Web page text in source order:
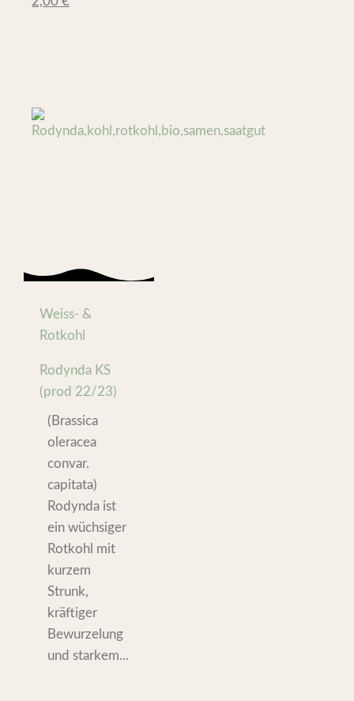
Weiss- &
Rotkohl
Rodynda KS
(prod 22/23)
(Brassica
oleracea
convar.
capitata)
Rodynda ist
ein wüchsiger
Rotkohl mit
kurzem
Strunk,
kräftiger
Bewurzelung
und starkem...